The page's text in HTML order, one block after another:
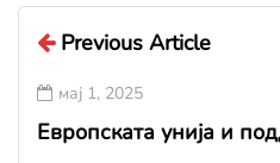
Previous Article
мај 1, 2025
Европската унија и